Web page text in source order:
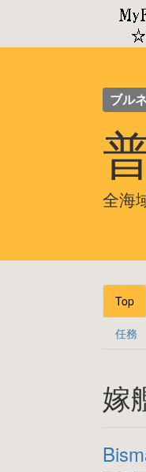
ブル
全海
Top
任務
嫁